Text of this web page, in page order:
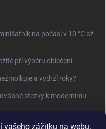
vašeho zážitku na webu.
na počasí v 10 °C až
při výběru oblečení
a vydrží roky?
stezky k modernímu